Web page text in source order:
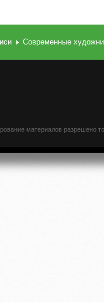
Современные
материалов разрешено